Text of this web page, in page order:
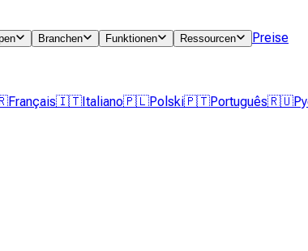
Branchen Funktionen Ressourcen Preise
Français🇮🇹Italiano🇵🇱Polski🇵🇹Português🇷🇺